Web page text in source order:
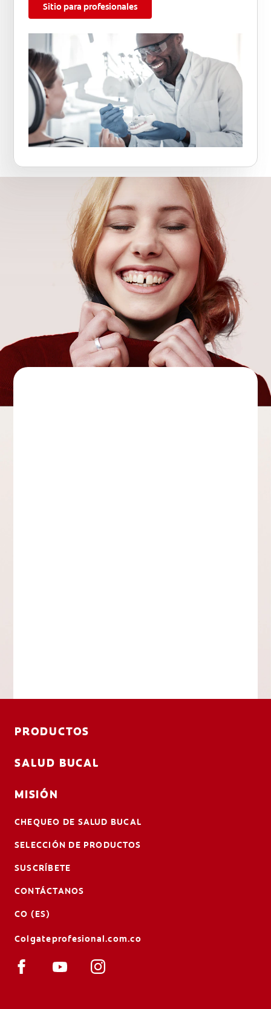
Sitio para profesionales
PRODUCTOS
SALUD BUCAL
MISIÓN
CHEQUEO DE SALUD BUCAL
SELECCIÓN DE PRODUCTOS
SUSCRÍBETE
CONTÁCTANOS
CO (ES)
Colgateprofesional.com.co